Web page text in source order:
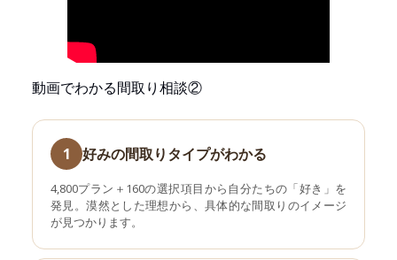
動画でわかる間取り相談②
1 好みの間取りタイプがわかる
4,800プラン＋160の選択項目から自分たちの「好き」を
発見。漠然とした理想から、具体的な間取りのイメージ
が見つかります。